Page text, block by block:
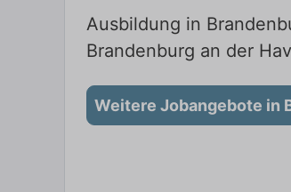
Ausbildung in
Brandenburg an der
Weitere Jobangebote in